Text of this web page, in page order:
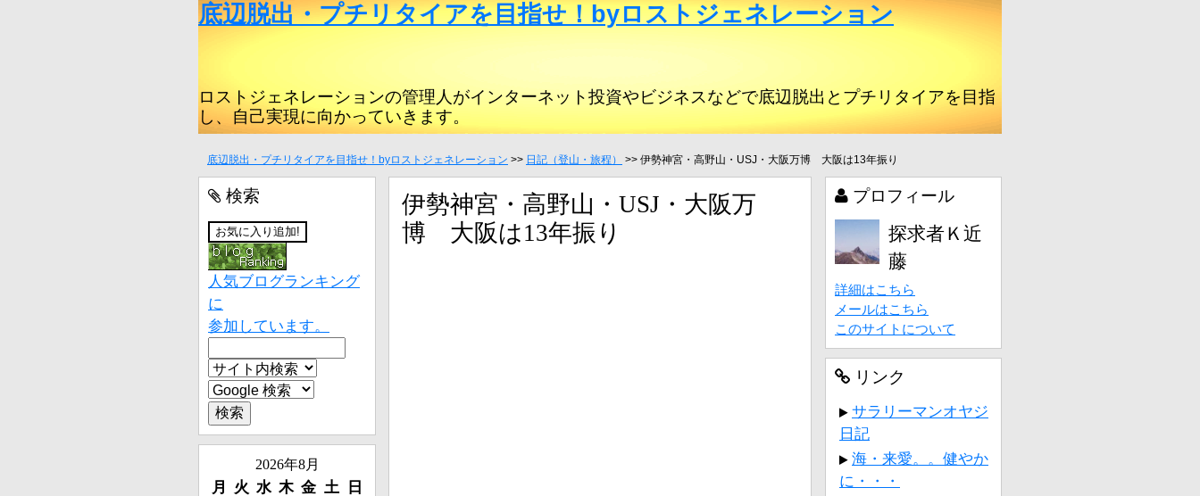
底辺脱出・プチリタイアを目指せ！byロストジェネレーション
ロストジェネレーションの管理人がインターネット投資やビジネスなどで底辺脱出とプチリタイアを目指
し、自己実現に向かっていきます。
底辺脱出・プチリタイアを目指せ！byロストジェネレーション >> 日記（登山・旅程） >> 伊勢神宮・高野山・USJ・大阪万博 大阪は13年振り
伊勢神宮・高野山・USJ・大阪万
博 大阪は13年振り
検索
人気ブログランキング
に
参加しています。
2026年8月
月 火 水 木 金 土
日
プロフィール
探求者Ｋ近
藤
詳細はこちら
メールはこちら
このサイトについて
リンク
サラリーマンオヤジ
日記
海・来愛。。健やか
に・・・